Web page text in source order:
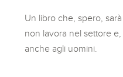
Un libro che, spero,
non lavora nel settore
anche agli uomini.